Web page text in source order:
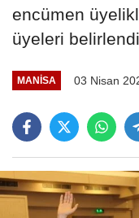
encümen
üyeleri
MANİSA 03 Nisan